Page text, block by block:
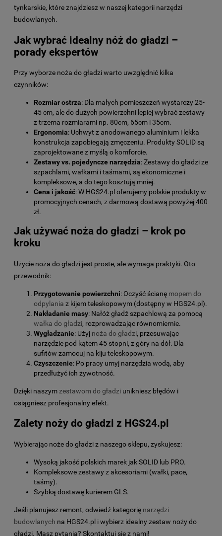
tynkarskie, które znajdziesz w naszej kategorii narzędzi
budowlanych.
Jak wybrać idealny nóż do gładzi –
porady ekspertów
Przy wyborze noża do gładzi warto uwzględnić kilka
czynników:
Rozmiar ostrza: Dla małych pomieszczeń wystarczy 25-
45 cm, ale do dużych powierzchni lepiej wybrać zestawy
z trzema rozmiarami np. 80cm, 65cm i 35cm.
Ergonomia: Uchwyt z anodowanego aluminium i lekka
konstrukcja zapobiegają zmęczeniu. Produkty SOLID są
zaprojektowane z myślą o komforcie.
Zestawy vs. pojedyncze narzędzia: Zestawy do gładzi ze
szpachlami, wałkami i taśmami, są ekonomiczne i
kompleksowe, a do tego kosztują mniej.
Cena i jakość: W HGS24.pl oferujemy polskie produkty w
promocyjnych cenach, z darmową dostawą powyżej 400
zł.
Jak używać noża do gładzi – krok po
kroku
Użycie noża do gładzi jest proste, ale wymaga praktyki. Oto
przewodnik:
Przygotowanie powierzchni: Oczyść ścianę mopem do
odpylania z kijem teleskopowym (dostępny w HGS24.pl).
Nakładanie masy: Nałóż gładź szpachlową za pomocą
wałka do gładzi, rozprowadzając równomiernie.
Wygładzanie: Użyj noża do gładzi, przesuwając
narzędzie pod kątem 45 stopni, z góry na dół. Dla
sufitów zamocuj na kiju teleskopowym.
Czyszczenie: Po pracy umyj narzędzia wodą, aby
przedłużyć ich żywotność.
Dzięki naszymzestawom do gładzi unikniesz błędów i
osiągniesz profesjonalny efekt.
Zalety noży do gładzi z HGS24.pl
Wybierając noże do gładzi z naszego sklepu, zyskujesz:
Wysoką jakość polskich marek jak SOLID lub PRO.
Kompleksowe zestawy z akcesoriami (wałki, pace,
taśmy).
Szybką dostawę kurierem GLS.
Jeśli planujesz remont, odwiedź kategorię narzędzi
budowlanych na HGS24.pl i wybierz idealny zestaw noży do
gładzi. Masz pytania? Skontaktuj się z nami!